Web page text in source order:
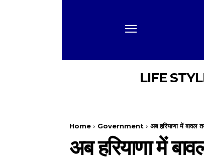
LIFE
Home Government अब हरियाणा में बावल
अब हरियाणा में